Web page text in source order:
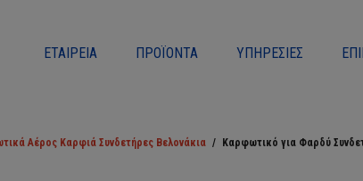
ΕΤΑΙΡΕΊΑ ΠΡΟΪΌΝΤΑ ΥΠΗΡΕΣΊΕΣ
Αέρος Καρφιά Συνδετήρες Βελονάκια / Καρφωτικό για Φαρδύ